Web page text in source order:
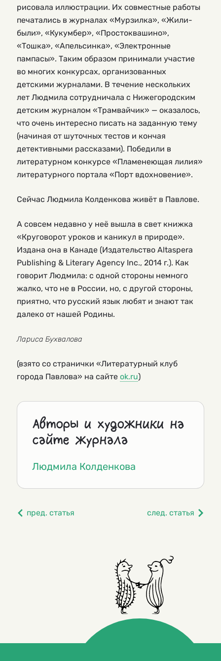
рисовала иллюстрации. Их совместные работы
печатались в журналах «Мурзилка», «Жили-
были», «Кукумбер», «Простоквашино»,
«Тошка», «Апельсинка», «Электронные
пампасы». Таким образом принимали участие
во многих конкурсах, организованных
детскими журналами. В течение нескольких
лет Людмила сотрудничала с Нижегородским
детским журналом «Трамвайчик» — оказалось,
что очень интересно писать на заданную тему
(начиная от шуточных тестов и кончая
детективными рассказами). Победили в
литературном конкурсе «Пламенеющая лилия»
литературного портала «Порт вдохновение».
Сейчас Людмила Колденкова живёт в Павлове.
А совсем недавно у неё вышла в свет книжка
«Круговорот уроков и каникул в природе».
Издана она в Канаде (Издательство Altaspera
Publishing & Literary Agency Inc., 2014 г.). Как
говорит Людмила: с одной стороны немного
жалко, что не в России, но, с другой стороны,
приятно, что русский язык любят и знают так
далеко от нашей Родины.
Лариса Бухвалова
(взято со странички «Литературный клуб
города Павлова» на сайте ok.ru)
Авторы и художники на
сайте журнала
Людмила Колденкова
пред. статья след. статья